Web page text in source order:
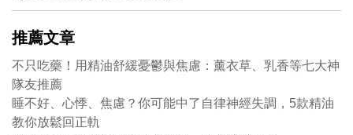
推薦文章
不只吃藥！用精油舒緩憂鬱與焦慮：薰衣草、乳香等七大神
隊友推薦
睡不好、心悸、焦慮？你可能中了自律神經失調，5款精油
教你放鬆回正軌